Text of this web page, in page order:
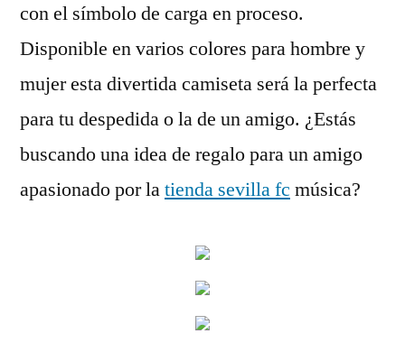
con el símbolo de carga en proceso.
Disponible en varios colores para hombre y
mujer esta divertida camiseta será la perfecta
para tu despedida o la de un amigo. ¿Estás
buscando una idea de regalo para un amigo
apasionado por latienda sevilla fc música?